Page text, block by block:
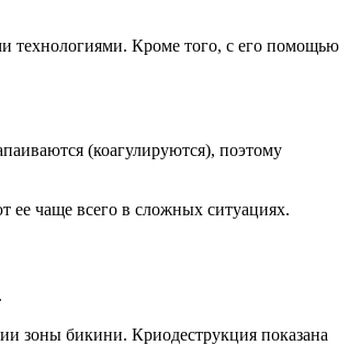
технологиями. Кроме того, с его помощью
(коагулируются), поэтому
ее чаще всего в сложных ситуациях.
зоны бикини. Криодеструкция показана